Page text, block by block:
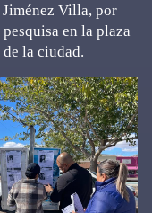
Jiménez Villa, por
en la plaza
la ciudad.